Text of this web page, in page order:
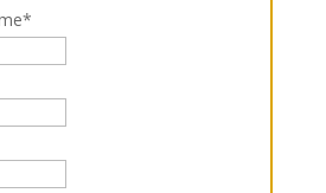
*